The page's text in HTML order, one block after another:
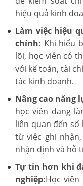
hiệu quả kinh
Làm việc hiệu
chính: Khi hiểu
lõi, học viên có
với kế toán, tài
tác kinh doanh.
Nâng cao năng
học viên đang
liên quan đến số
từ việc ghi
nhận định và hỗ
Tự tin hơn khi
nghiệp:Học